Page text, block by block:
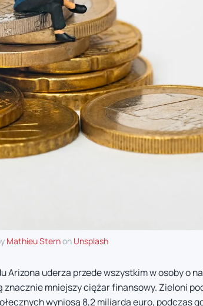
Mathieu Sternon Unsplash
Arizona uderza przede wszystkim w osoby o
mniejszy ciężar finansowy. Zieloni
wyniosą 8,2 miliarda euro, podczas